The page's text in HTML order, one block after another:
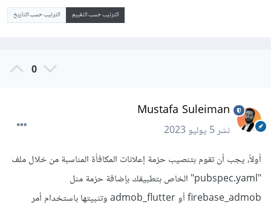
الترتيب حسب التقييم الترتيب حسب التاريخ
0
Mustafa Suleiman
نشر5 يوليو 2023
أولاً، يجب أن تقوم بتنصيب حزمة إعلانات المكافأة المناسبة من خلال ملف
"pubspec.yaml" الخاص بتطبيقك بإضافة حزمة مثل
firebase_admob أو admob_flutter وتثبيتها باستخدام أمر